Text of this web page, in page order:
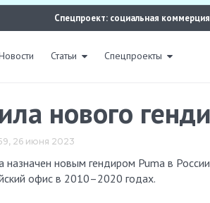
Спецпроект: социальная коммерция
Статьи Спецпроекты
нового
26 июня 2023
офис в 2010–2020 годах.